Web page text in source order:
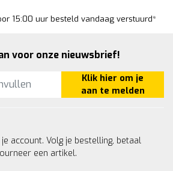
15:00 uur besteld vandaag verstuurd*
voor onze nieuwsbrief!
Klik hier om je
aan te melden
account. Volg je bestelling, betaal
een artikel.